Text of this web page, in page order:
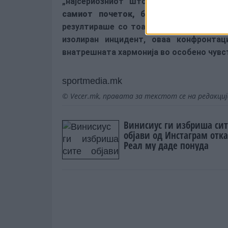
самиот почеток, барајќи
резултираше со тоа што Валверде
изолиран инцидент, оваа
внатрешната хармонија во особено
sportmedia.mk
© Vecer.mk, правата за текстот се на
Винисиус ги избриша
објави од Инстаграм
Реал му даде понуда